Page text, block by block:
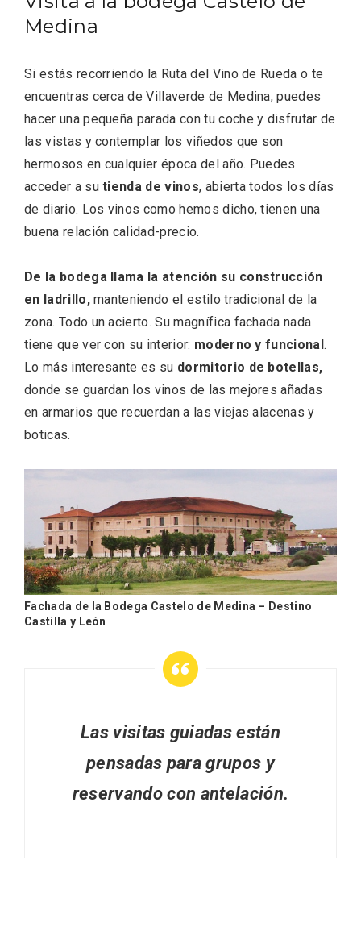
Medina
Si estás recorriendo la Ruta del Vino de Rueda o te
encuentras cerca de Villaverde de Medina, puedes
hacer una pequeña parada con tu coche y disfrutar de
las vistas y contemplar los viñedos que son
hermosos en cualquier época del año. Puedes
acceder a sutienda de vinos, abierta todos los días
de diario. Los vinos como hemos dicho, tienen una
buena relación calidad-precio.
De la bodega llama la atención su construcción
en ladrillo,manteniendo el estilo tradicional de la
zona. Todo un acierto. Su magnífica fachada nada
tiene que ver con su interior: moderno y funcional.
Lo más interesante es su dormitorio de botellas,
donde se guardan los vinos de las mejores añadas
en armarios que recuerdan a las viejas alacenas y
boticas.
Fachada de la Bodega Castelo de Medina – Destino
Castilla y León
Las visitas guiadas están
pensadas para grupos y
reservando con antelación.
VII Feria del Vino de Sotillo 2026 ‘Sotillo,
Feria del Vino de Toro 2026; descubre
“Otros Vinos de Toro”